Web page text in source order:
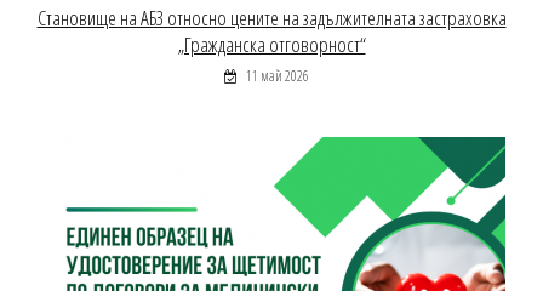
Становище на АБЗ относно цените на задължителната застраховка
„Гражданска отговорност“
11 май 2026